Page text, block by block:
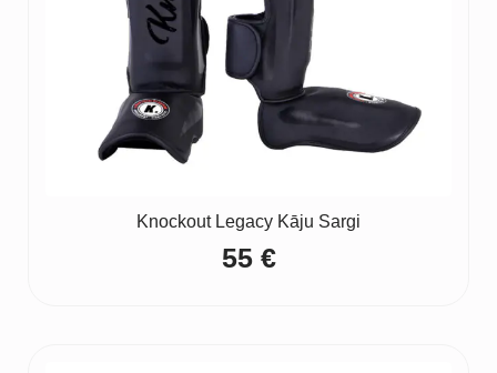
Knockout Legacy Kāju Sargi
55 €